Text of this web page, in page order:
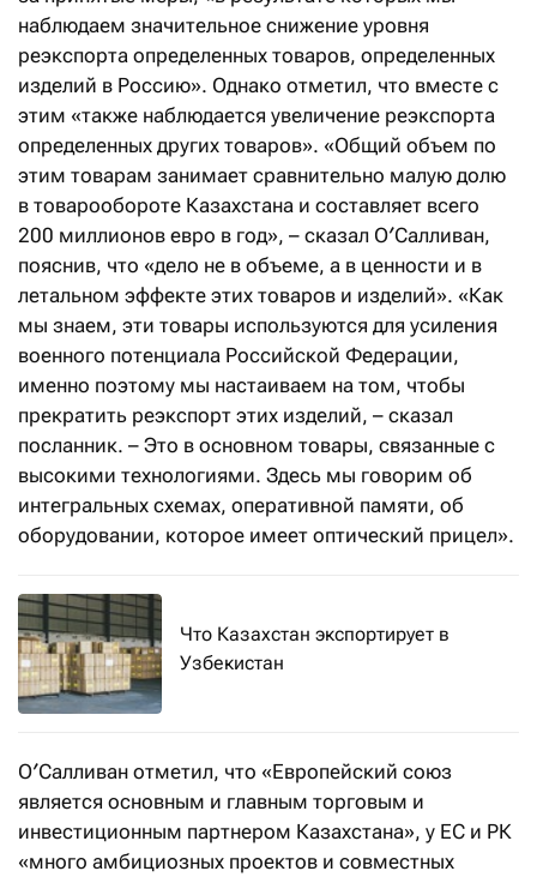
наблюдаем значительное снижение уровня
реэкспорта определенных товаров, определенных
изделий в Россию». Однако отметил, что вместе с
этим «также наблюдается увеличение реэкспорта
определенных других товаров». «Общий объем по
этим товарам занимает сравнительно малую долю
в товарообороте Казахстана и составляет всего
200 миллионов евро в год», – сказал О′Салливан,
пояснив, что «дело не в объеме, а в ценности и в
летальном эффекте этих товаров и изделий». «Как
мы знаем, эти товары используются для усиления
военного потенциала Российской Федерации,
именно поэтому мы настаиваем на том, чтобы
прекратить реэкспорт этих изделий, – сказал
посланник. – Это в основном товары, связанные с
высокими технологиями. Здесь мы говорим об
интегральных схемах, оперативной памяти, об
оборудовании, которое имеет оптический прицел».
Что Казахстан экспортирует в
Узбекистан
О′Салливан отметил, что «Европейский союз
является основным и главным торговым и
инвестиционным партнером Казахстана», у ЕС и РК
«много амбициозных проектов и совместных